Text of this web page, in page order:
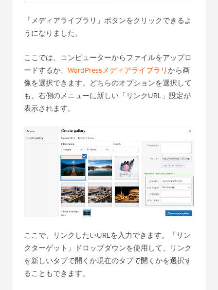
「メディアライブラリ」ボタンをクリックできるよ
うになりました。
ここでは、コンピューターからファイルをアップロ
ードするか、 WordPressメディアライブラリから画
像を選択できます。どちらのオプションを選択して
も、右側のメニューに新しい「リンクURL」設定が
表示されます。
ここで、リンクしたいURLを入力できます。「リン
クターゲット」ドロップダウンを使用して、リンク
を新しいタブで開くか現在のタブで開くかを選択す
ることもできます。